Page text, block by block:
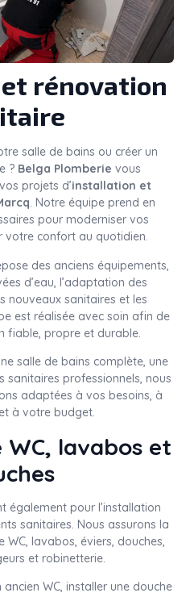
rénovation
salle de bains ou créer un
? Belga Plomberie vous
projets d’installation et
. Notre équipe prend en
pour moderniser vos
votre confort au quotidien.
des anciens équipements,
d’eau, l’adaptation des
nouveaux sanitaires et les
est réalisée avec soin afin de
fiable, propre et durable.
salle de bains complète, une
sanitaires professionnels, nous
adaptées à vos besoins, à
à votre budget.
lavabos et
également pour l’installation
sanitaires. Nous assurons la
lavabos, éviers, douches,
et robinetterie.
WC, installer une douche